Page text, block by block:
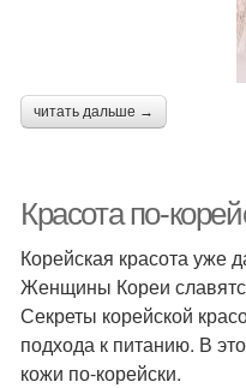
читать дальше →
Красота по-
Корейская красота уже
Женщины Кореи
Секреты корейской
подхода к питанию. В
кожи по-корейски.